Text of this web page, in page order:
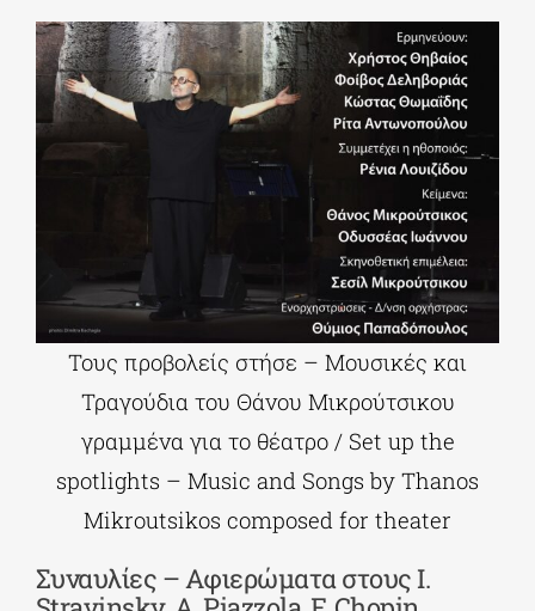
Τους προβολείς στήσε – Μουσικές και
Τραγούδια του Θάνου Μικρούτσικου
γραμμένα για το θέατρο / Set up the
spotlights – Music and Songs by Thanos
Mikroutsikos composed for theater
Συναυλίες – Αφιερώματα στους I.